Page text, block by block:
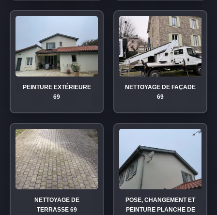
PEINTURE EXTÉRIEURE
69
NETTOYAGE DE FAÇADE
69
NETTOYAGE DE
TERRASSE 69
POSE, CHANGEMENT ET
PEINTURE PLANCHE DE